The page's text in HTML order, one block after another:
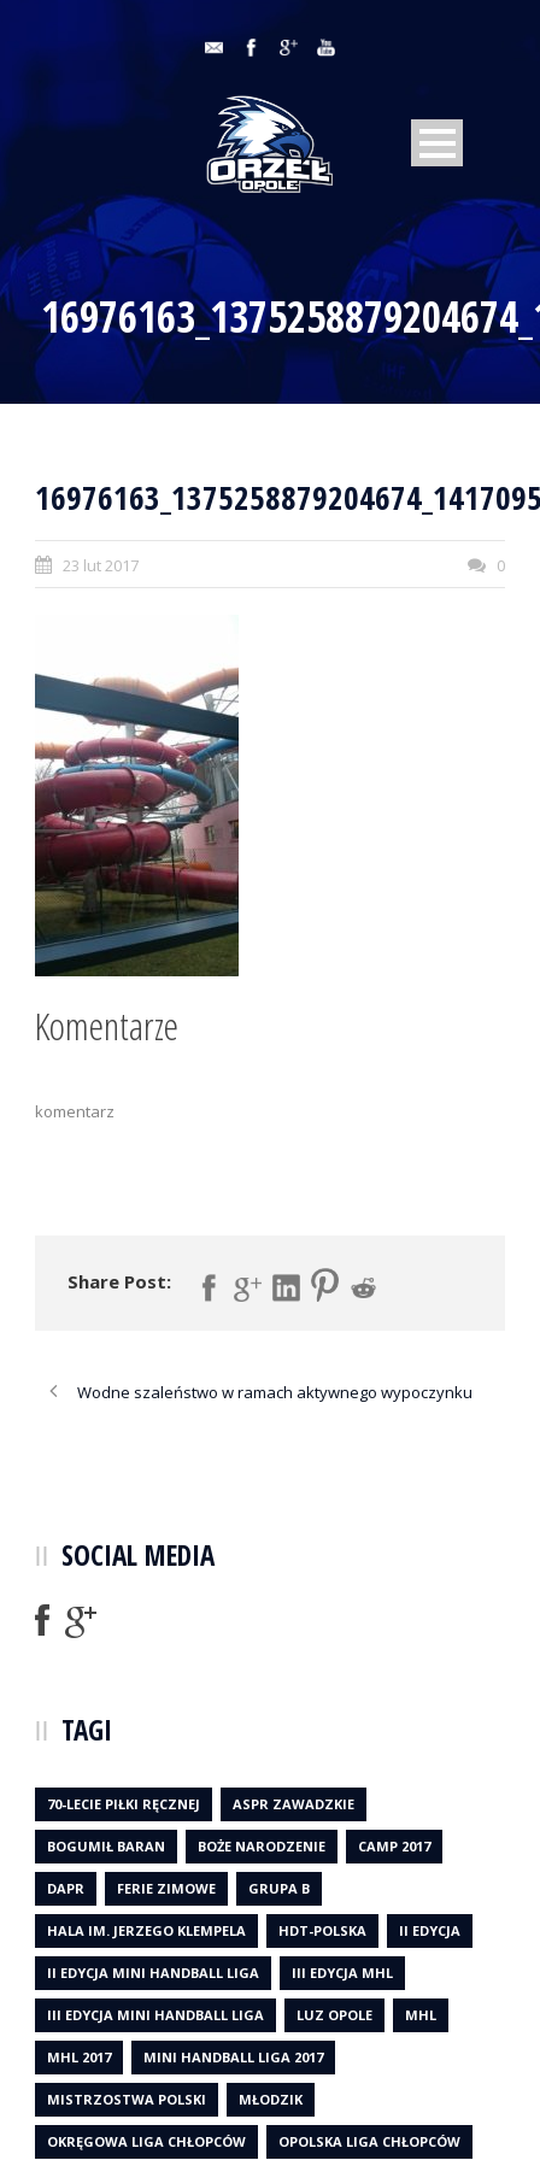
23 lut 2017 0
Komentarze
komentarz
Share Post:
Wodne szaleństwo w ramach aktywnego wypoczynku
SOCIAL MEDIA
TAGI
70-LECIE PIŁKI RĘCZNEJ ASPR ZAWADZKIE
BOGUMIŁ BARAN BOŻE NARODZENIE CAMP 2017
DAPR FERIE ZIMOWE GRUPA B
HALA IM. JERZEGO KLEMPELA HDT-POLSKA II EDYCJA
II EDYCJA MINI HANDBALL LIGA III EDYCJA MHL
III EDYCJA MINI HANDBALL LIGA LUZ OPOLE MHL
MHL 2017 MINI HANDBALL LIGA 2017
MISTRZOSTWA POLSKI MŁODZIK
OKRĘGOWA LIGA CHŁOPCÓW OPOLSKA LIGA CHŁOPCÓW